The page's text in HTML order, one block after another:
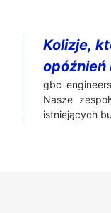
Kolizje,
opóźnień
gbc
Nasze
istniejących